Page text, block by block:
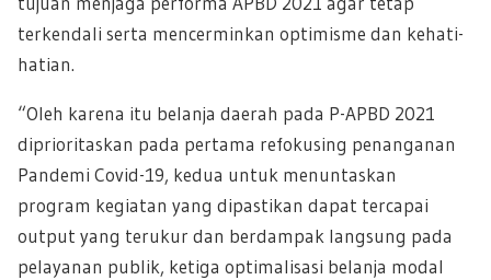
terkendali serta mencerminkan optimisme dan kehati-
hatian.
“Oleh karena itu belanja daerah pada P-APBD 2021
diprioritaskan pada pertama refokusing penanganan
Pandemi Covid-19, kedua untuk menuntaskan
program kegiatan yang dipastikan dapat tercapai
output yang terukur dan berdampak langsung pada
pelayanan publik, ketiga optimalisasi belanja modal